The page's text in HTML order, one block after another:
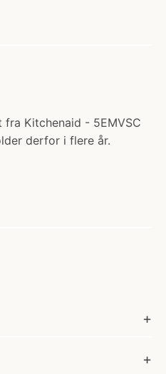
Kitchenaid - 5EMVSC
derfor i flere år.